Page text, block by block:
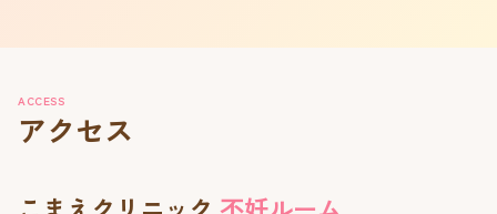
ACCESS
アクセス